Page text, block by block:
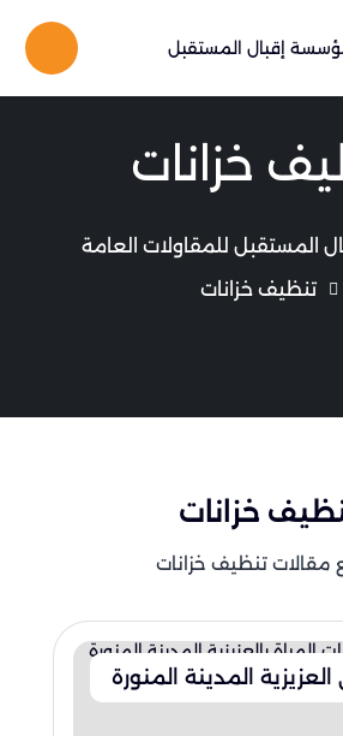
خزانات
المستقبل للمقاولات العامة
تنظيف خزانات
خزانات
مقالات تنظيف خزانات
المدينة المنورة